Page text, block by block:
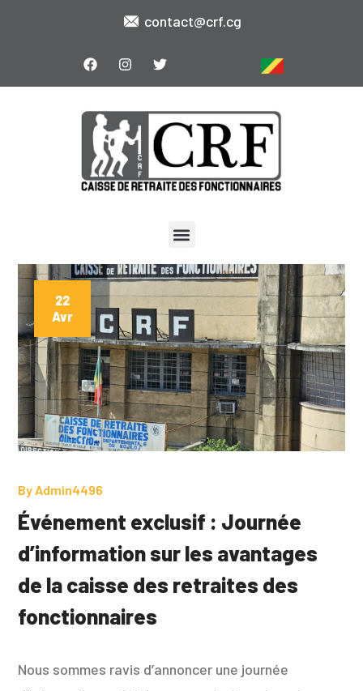
contact@crf.cg
22
Avr
By Admin4496
Événement exclusif : Journée
d’information sur les avantages
de la caisse des retraites des
fonctionnaires
Nous sommes ravis d’annoncer une journée